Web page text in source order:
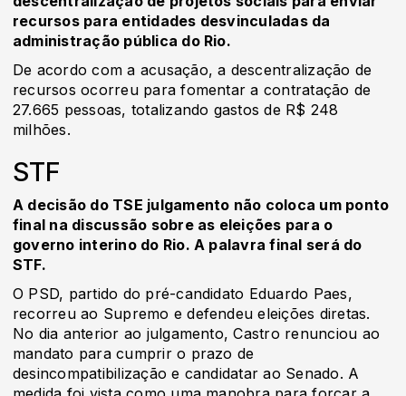
recursos para entidades desvinculadas da
administração pública do Rio.
De acordo com a acusação, a descentralização de
recursos ocorreu para fomentar a contratação de
27.665 pessoas, totalizando gastos de R$ 248
milhões.
STF
A decisão do TSE julgamento não coloca um ponto
final na discussão sobre as eleições para o
governo interino do Rio. A palavra final será do
STF.
O PSD, partido do pré-candidato Eduardo Paes,
recorreu ao Supremo e defendeu eleições diretas.
No dia anterior ao julgamento, Castro renunciou ao
mandato para cumprir o prazo de
desincompatibilização e candidatar ao Senado. A